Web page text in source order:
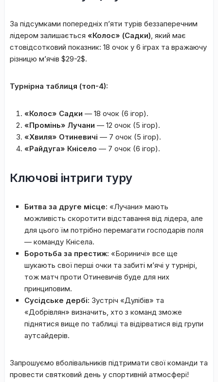
За підсумками попередніх п’яти турів беззаперечним
лідером залишається «Колос» (Садки) , який має
стовідсотковий показник: 18 очок у 6 іграх та вражаючу
різницю м’ячів $29-2$.
Турнірна таблиця (топ-4):
«Колос» Садки — 18 очок (6 ігор).
«Промінь» Лучани — 12 очок (5 ігор).
«Хвиля» Отиневичі — 7 очок (5 ігор).
«Райдуга» Кнісело — 7 очок (6 ігор).
Ключові інтриги туру
Битва за друге місце: «Лучани» мають
можливість скоротити відставання від лідера, але
для цього їм потрібно перемагати господарів поля
— команду Кнісела.
Боротьба за престиж: «Бориничі» все ще
шукають свої перші очки та забиті м’ячі у турнірі,
тож матч проти Отиневичів буде для них
принциповим.
Сусідське дербі: Зустріч «Дулібів» та
«Добрівлян» визначить, хто з команд зможе
піднятися вище по таблиці та відірватися від групи
аутсайдерів.
Запрошуємо вболівальників підтримати свої команди та
провести святковий день у спортивній атмосфері!